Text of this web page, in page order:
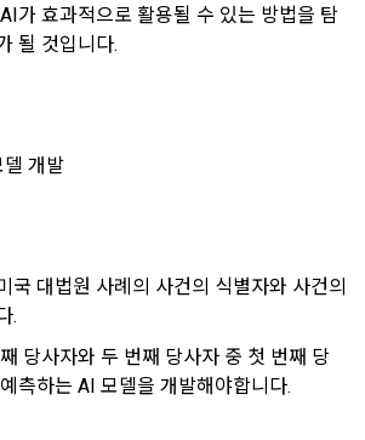
은 “데이콘 인재풀 서비스”를 이용하기 위
와 프로젝트, 코드 등을 공유한 자로서, 채
은 “회사”에 대회의 주최를 의뢰하거나, 채
이용하기 위해 “회사”와 일정 계약을 한 개
출하고, “회사”는 이를 평가하여 우수작을
말한다.
업회원”이 인력을 채용하거나 또는 솔루션
위하여 “회사"에 의뢰하는 경연대회 또는
경진대회 등을 말한다.
발생하는 경우, 추가적인 피해를 예방하고
정보와 관련하여 데이콘과 이용자 간의 권
이용목적
“회사”)는 다음 목적을 위하여 개인정보
, 다음 목적 이외의 용도로는 수집한 개인정
니다.
마케팅(대회 진행, 교육 등) 정보 수신 동
요청할 수 있습니다.
하실 수 있습니다.
가 효과적으로 활용될 수 있는 방법을 탐
될 것입니다.
델 개발
국 대법원 사례의 사건의 식별자와 사건의
.
당사자와 두 번째 당사자 중 첫 번째 당
측하는 AI 모델을 개발해야합니다.